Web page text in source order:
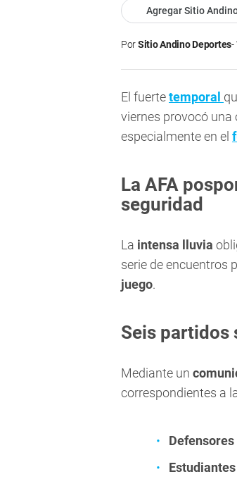
Agregar Sitio
PorSitio Andino Deportes
El fuertetemporal
viernes provocó una
especialmente en el
La AFA
seguridad
La intensa lluvia
serie de encuentros
juego.
Seis partidos
Mediante un
correspondientes a